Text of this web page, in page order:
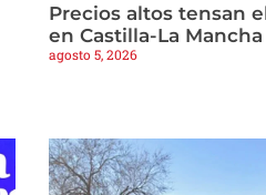
Precios altos tensan
en Castilla-La Mancha
agosto 5, 2026